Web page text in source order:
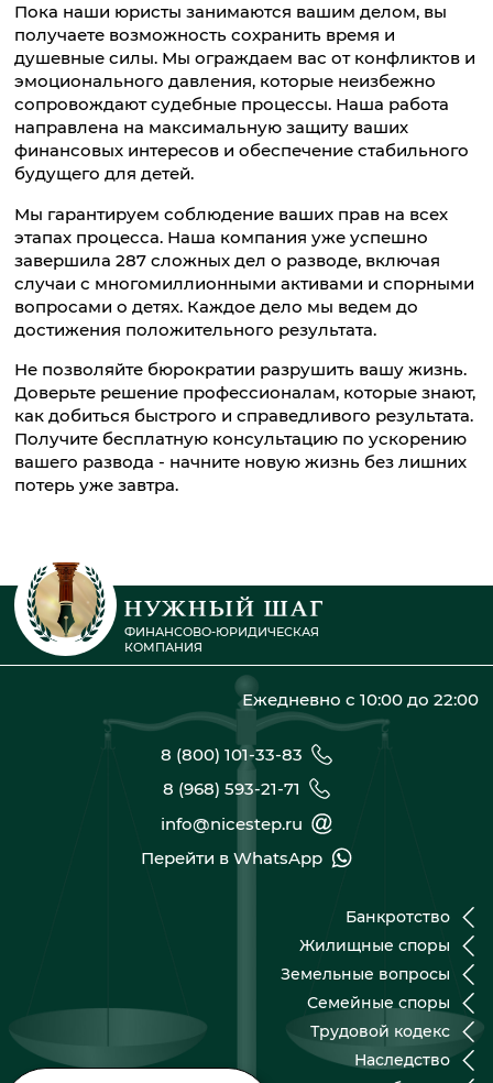
Пока наши юристы занимаются вашим делом, вы
получаете возможность сохранить время и
душевные силы. Мы ограждаем вас от конфликтов и
эмоционального давления, которые неизбежно
сопровождают судебные процессы. Наша работа
направлена на максимальную защиту ваших
финансовых интересов и обеспечение стабильного
будущего для детей.
Мы гарантируем соблюдение ваших прав на всех
этапах процесса. Наша компания уже успешно
завершила 287 сложных дел о разводе, включая
случаи с многомиллионными активами и спорными
вопросами о детях. Каждое дело мы ведем до
достижения положительного результата.
Не позволяйте бюрократии разрушить вашу жизнь.
Доверьте решение профессионалам, которые знают,
как добиться быстрого и справедливого результата.
Получите бесплатную консультацию по ускорению
вашего развода - начните новую жизнь без лишних
потерь уже завтра.
ФИНАНСОВО-ЮРИДИЧЕСКАЯ
КОМПАНИЯ
Ежедневно с 10:00 до 22:00
8 (800) 101-33-83
8 (968) 593-21-71
info@nicestep.ru
Перейти в WhatsApp
Банкротство
Жилищные споры
Земельные вопросы
Семейные споры
Трудовой кодекс
Наследство